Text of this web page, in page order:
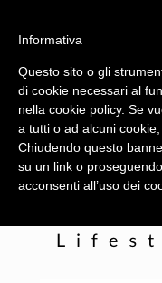
Informativa
Questo sito o gli
di cookie necessari al
nella cookie policy. Se
a tutti o ad alcuni
Chiudendo questo
su un link o
acconsenti all’uso dei